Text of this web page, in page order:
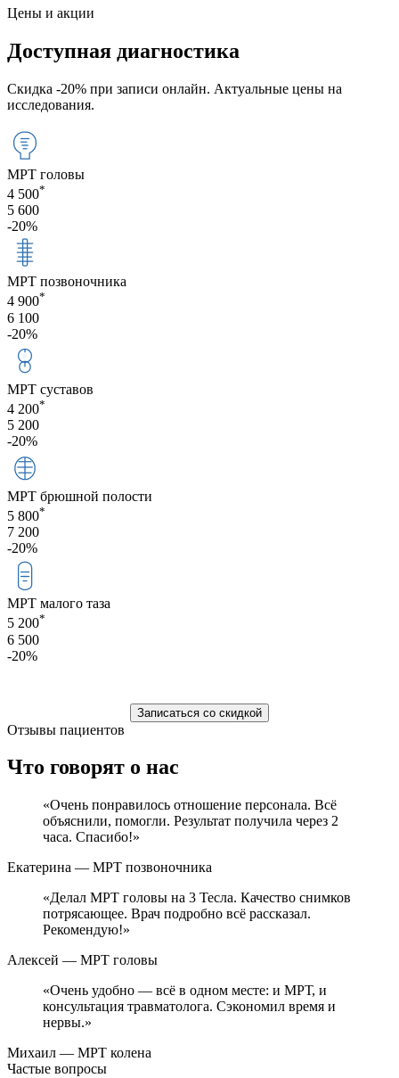
Цены и акции
Доступная диагностика
Скидка -20% при записи онлайн. Актуальные цены на
исследования.
МРТ головы
4 500*
5 600
-20%
МРТ позвоночника
4 900*
6 100
-20%
МРТ суставов
4 200*
5 200
-20%
МРТ брюшной полости
5 800*
7 200
-20%
МРТ малого таза
5 200*
6 500
-20%
Записаться со скидкой
Отзывы пациентов
Что говорят о нас
«Очень понравилось отношение персонала. Всё
объяснили, помогли. Результат получила через 2
часа. Спасибо!»
Екатерина — МРТ позвоночника
«Делал МРТ головы на 3 Тесла. Качество снимков
потрясающее. Врач подробно всё рассказал.
Рекомендую!»
Алексей — МРТ головы
«Очень удобно — всё в одном месте: и МРТ, и
консультация травматолога. Сэкономил время и
нервы.»
Михаил — МРТ колена
Частые вопросы